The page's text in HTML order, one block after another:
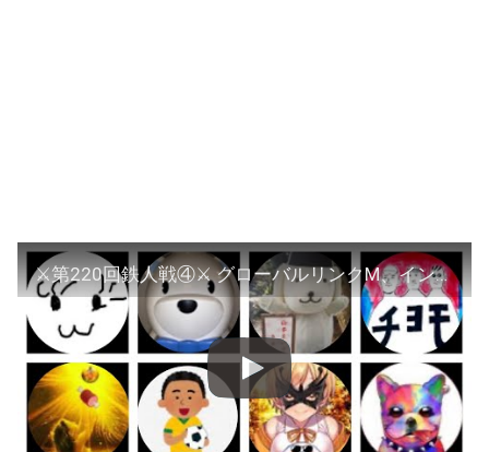
⚔️第220回鉄人戦④⚔️ グローバルリンクM、インフォリッチ、ジャパンエンジン